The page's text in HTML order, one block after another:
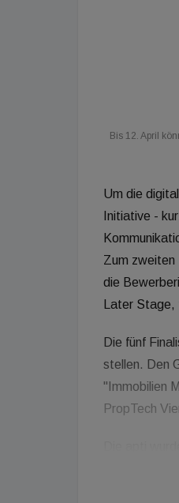
Bis 12. April
Um die
Initiative -
Zum zweiten
die
Later
Die fünf
stellen. Den
"Immobilien
PropTech